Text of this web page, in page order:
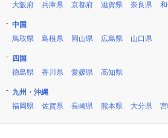
大阪府
兵庫県 京都府 滋賀県 奈良県
中国
鳥取県
島根県 岡山県 広島県 山口県
四国
徳島県
香川県 愛媛県 高知県
九州・沖縄
福岡県
佐賀県 長崎県 熊本県 大分県